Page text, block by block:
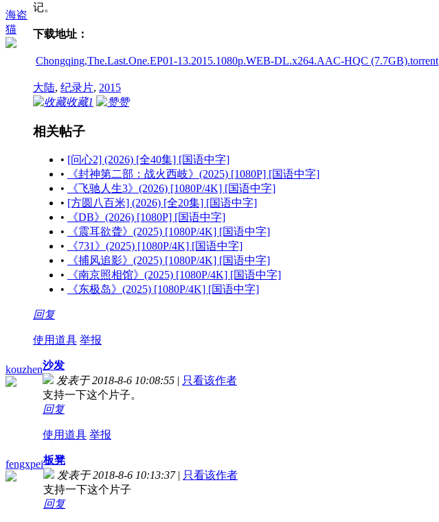
海盗
猫
记。
下载地址：
Chongqing,The.Last.One.EP01-13.2015.1080p.WEB-DL.x264.AAC-HQC (7.7GB).torrent
大陆, 纪录片, 2015
收藏1 赞
相关帖子
• [问心2] (2026) [全40集] [国语中字]
•
《封神第二部：战火西岐》(2025) [1080P] [国语中字]
•
《飞驰人生3》(2026) [1080P/4K] [国语中字]
• [方圆八百米] (2026) [全20集] [国语中字]
•
《DB》(2026) [1080P] [国语中字]
•
《震耳欲聋》(2025) [1080P/4K] [国语中字]
•
《731》(2025) [1080P/4K] [国语中字]
•
《捕风追影》(2025) [1080P/4K] [国语中字]
•
《南京照相馆》(2025) [1080P/4K] [国语中字]
•
《东极岛》(2025) [1080P/4K] [国语中字]
回复
使用道具 举报
kouzhen沙发
发表于 2018-8-6 10:08:55 | 只看该作者
支持一下这个片子。
回复
使用道具 举报
fengxpei板凳
发表于 2018-8-6 10:13:37 | 只看该作者
支持一下这个片子
回复